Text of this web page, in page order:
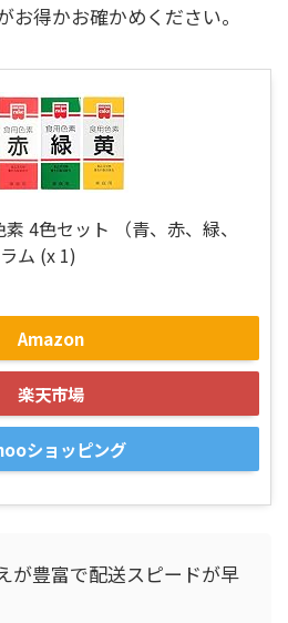
得かお確かめください。
4色セット （青、赤、緑、
ム (x 1)
Amazon
楽天市場
ショッピング
が豊富で配送スピードが早